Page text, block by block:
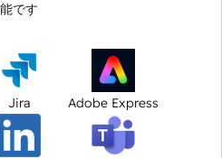
能です
Jira Adobe Express